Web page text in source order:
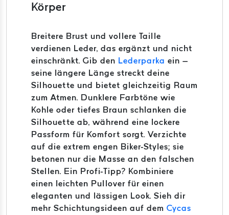
Körper
Breitere Brust und vollere Taille
verdienen Leder, das ergänzt und nicht
einschränkt. Gib den Lederparka ein –
seine längere Länge streckt deine
Silhouette und bietet gleichzeitig Raum
zum Atmen. Dunklere Farbtöne wie
Kohle oder tiefes Braun schlanken die
Silhouette ab, während eine lockere
Passform für Komfort sorgt. Verzichte
auf die extrem engen Biker-Styles; sie
betonen nur die Masse an den falschen
Stellen. Ein Profi-Tipp? Kombiniere
einen leichten Pullover für einen
eleganten und lässigen Look. Sieh dir
mehr Schichtungsideen auf dem Cycas